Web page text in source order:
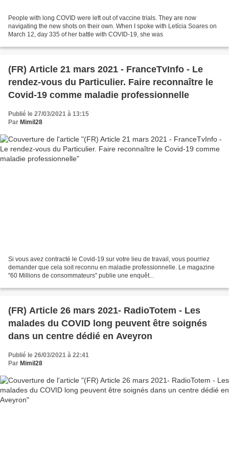
People with long COVID were left out of vaccine trials. They are now
navigating the new shots on their own. When I spoke with Letícia Soares on
March 12, day 335 of her battle with COVID-19, she was
(FR) Article 21 mars 2021 - FranceTvInfo - Le
rendez-vous du Particulier. Faire reconnaître le
Covid-19 comme maladie professionnelle
Publié le 27/03/2021 à 13:15
Par Mimil28
Si vous avez contracté le Covid-19 sur votre lieu de travail, vous pourriez
demander que cela soit reconnu en maladie professionnelle. Le magazine
"60 Millions de consommateurs" publie une enquêt...
(FR) Article 26 mars 2021- RadioTotem - Les
malades du COVID long peuvent être soignés
dans un centre dédié en Aveyron
Publié le 26/03/2021 à 22:41
Par Mimil28